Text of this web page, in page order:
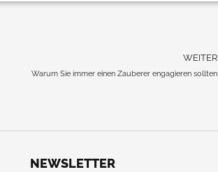
WEITER
Warum Sie immer einen Zauberer engagieren sollten
NEWSLETTER